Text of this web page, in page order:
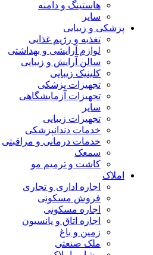
هاستینگ و دامنه
سایر
پزشکی و زیبایی
تغذیه و رژیم غذایی
لوازم آرایشی و بهداشتی
سالن آرایش و زیبایی
کلینیک زیبایی
تجهیزات پزشکی
تجهیزات آزمایشگاهی
سایر
تجهیزات زیبایی
خدمات دندانپزشکی
خدمات درمانی و مراقبتی
سمعک
کاشت و ترمیم مو
املاک
اجاره اداری و تجاری
فروش مسکونی
اجاره مسکونی
اجاره اتاق و پانسیون
زمین و باغ
ملک صنعتی